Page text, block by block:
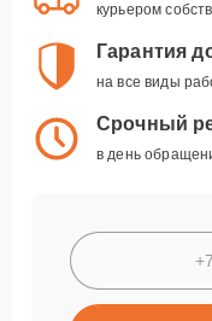
курьером
Гарантия
на все виды
Срочный
в день